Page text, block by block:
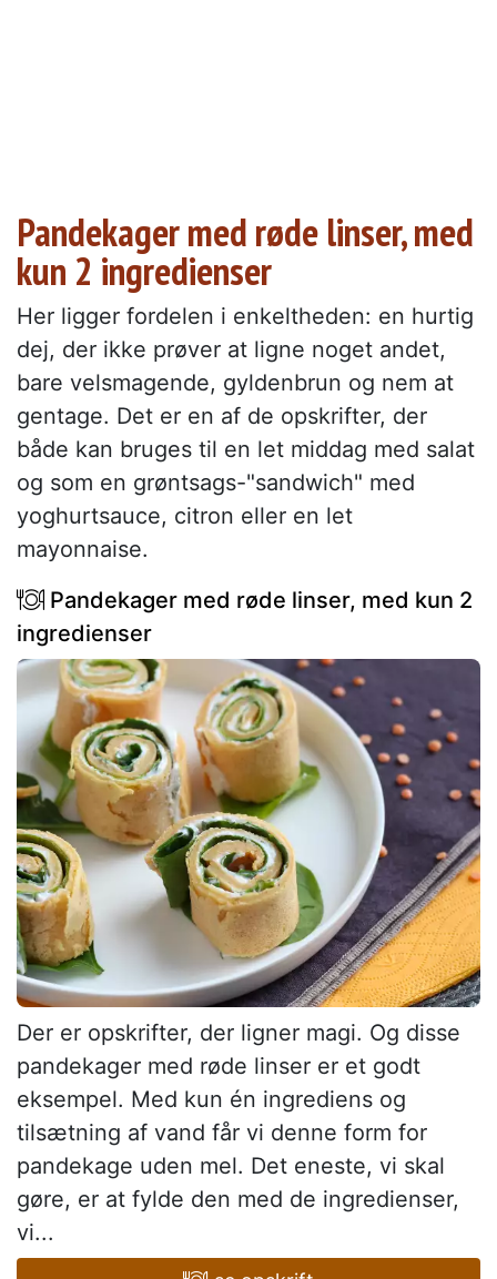
Pandekager med røde linser, med
kun 2 ingredienser
Her ligger fordelen i enkeltheden: en hurtig
dej, der ikke prøver at ligne noget andet,
bare velsmagende, gyldenbrun og nem at
gentage. Det er en af de opskrifter, der
både kan bruges til en let middag med salat
og som en grøntsags-"sandwich" med
yoghurtsauce, citron eller en let
mayonnaise.
Pandekager med røde linser, med kun 2
ingredienser
Der er opskrifter, der ligner magi. Og disse
pandekager med røde linser er et godt
eksempel. Med kun én ingrediens og
tilsætning af vand får vi denne form for
pandekage uden mel. Det eneste, vi skal
gøre, er at fylde den med de ingredienser,
vi...